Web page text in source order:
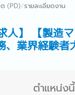
(PD)/รายละเอียดงาน
人】 【製造
業界経験者
ตำแหน่ง